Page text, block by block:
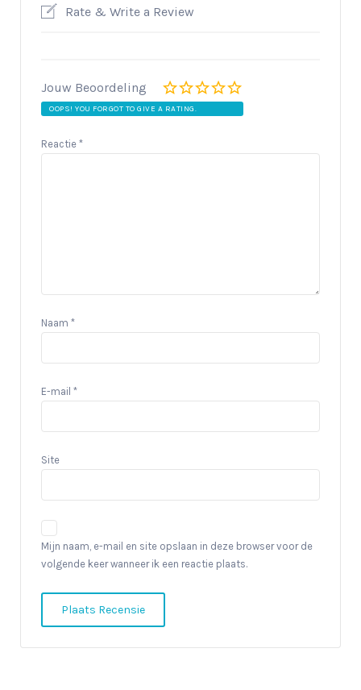
Rate & Write a Review
Jouw Beoordeling
OOPS! YOU FORGOT TO GIVE A RATING.
Reactie *
Naam *
E-mail *
Site
Mijn naam, e-mail en site opslaan in deze browser voor de
volgende keer wanneer ik een reactie plaats.